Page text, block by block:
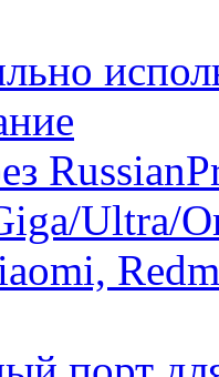
Ultra/